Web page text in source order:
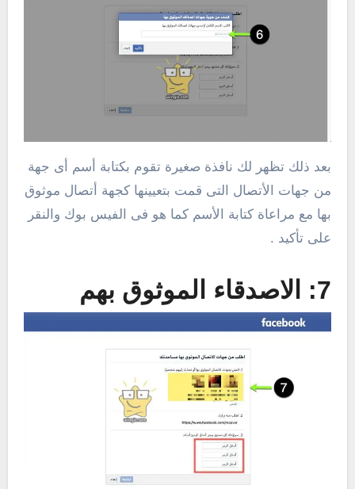
بعد ذلك تظهر لك نافذة صغيرة تقوم بكتابة أسم أى جهة
من جهات الأتصال التى قمت بتعيينها كجهة أتصال موثوق
بها مع مراعاة كتابة الأسم كما هو فى الفيس بوك والنقر
على تأكيد .
7: الاصدقاء الموثوق بهم